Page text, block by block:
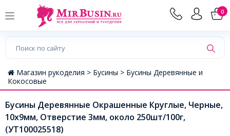
0
Магазин рукоделия > Бусины > Бусины Деревянные и
Кокосовые
Бусины Деревянные Окрашенные Круглые, Черные,
10х9мм, Отверстие 3мм, около 250шт/100г,
(УТ100025518)